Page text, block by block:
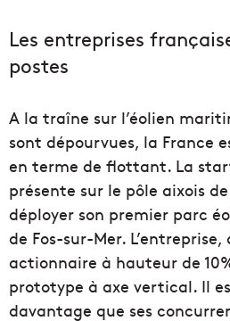
Les entreprises
postes
A la traîne sur l’éolien
sont dépourvues, la France
en terme de flottant. La
présente sur le pôle aixois
déployer son premier parc
de Fos-sur-Mer.
actionnaire à hauteur de
prototype à axe vertical. Il
davantage que ses